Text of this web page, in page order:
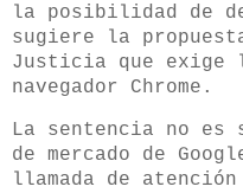
la posibilidad de
sugiere la
Justicia que exige
navegador Chrome .
La sentencia no es
de mercado de
llamada de